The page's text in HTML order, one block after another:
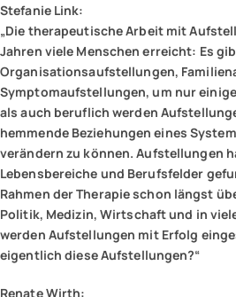
Stefanie Link:
„Die therapeutische Arbeit mit
Jahren viele Menschen erreicht: Es
Organisationsaufstellungen,
Symptomaufstellungen, um nur
als auch beruflich werden
hemmende Beziehungen eines
verändern zu können. Aufstellungen
Lebensbereiche und Berufsfelder
Rahmen der Therapie schon längst
Politik, Medizin, Wirtschaft und in
werden Aufstellungen mit Erfolg
eigentlich diese Aufstellungen?“
Renate Wirth: